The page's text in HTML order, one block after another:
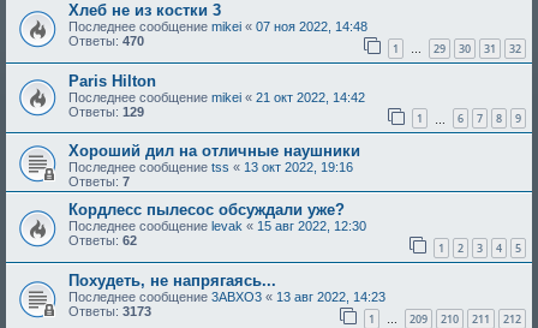
Хлеб не из костки 3
Последнее сообщение mikei « 07 ноя 2022, 14:48
Ответы: 470 1 … 29 30 31 32
Paris Hilton
Последнее сообщение mikei « 21 окт 2022, 14:42
Ответы: 129 1 6 7 8 9
Хороший дил на отличные наушники
Последнее сообщение tss « 13 окт 2022, 19:16
Ответы: 7
Кордлесс пылесос обсуждали уже?
Последнее сообщение levak « 15 авг 2022, 12:30
Ответы: 62 1 2 3 4 5
Похудеть, не напрягаясь...
Последнее сообщение 3ABXO3 « 13 авг 2022, 14:23
Ответы: 3173 1 … 209 210 211 212